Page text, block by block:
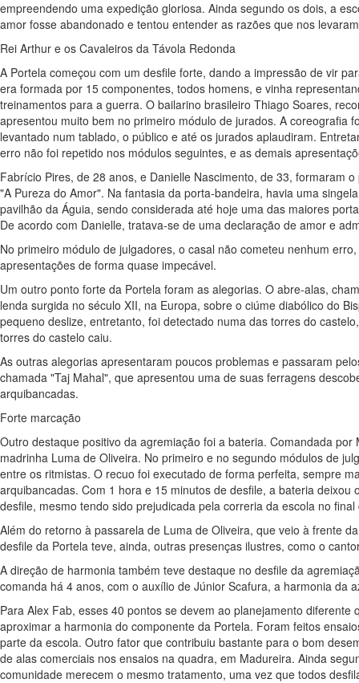
empreendendo uma expedição gloriosa. Ainda segundo os dois, a
amor fosse abandonado e tentou entender as razões que nos
Rei Arthur e os Cavaleiros da Távola Redonda
A Portela começou com um desfile forte, dando a impressão de vir
era formada por 15 componentes, todos homens, e vinha
treinamentos para a guerra. O bailarino brasileiro Thiago Soares,
apresentou muito bem no primeiro módulo de jurados. A coreografia
levantado num tablado, o público e até os jurados aplaudiram.
erro não foi repetido nos módulos seguintes, e as demais
Fabrício Pires, de 28 anos, e Danielle Nascimento, de 33, formaram
"A Pureza do Amor". Na fantasia da porta-bandeira, havia uma
pavilhão da Águia, sendo considerada até hoje uma das maiores
De acordo com Danielle, tratava-se de uma declaração de amor e
No primeiro módulo de julgadores, o casal não cometeu nenhum
apresentações de forma quase impecável.
Um outro ponto forte da Portela foram as alegorias. O abre-alas,
lenda surgida no século XII, na Europa, sobre o ciúme diabólico do
pequeno deslize, entretanto, foi detectado numa das torres do
torres do castelo caiu.
As outras alegorias apresentaram poucos problemas e passaram
chamada "Taj Mahal", que apresentou uma de suas ferragens
arquibancadas.
Forte marcação
Outro destaque positivo da agremiação foi a bateria. Comandada
madrinha Luma de Oliveira. No primeiro e no segundo módulos de
entre os ritmistas. O recuo foi executado de forma perfeita, sempre
arquibancadas. Com 1 hora e 15 minutos de desfile, a bateria
desfile, mesmo tendo sido prejudicada pela correria da escola no
Além do retorno à passarela de Luma de Oliveira, que veio à frente
desfile da Portela teve, ainda, outras presenças ilustres, como o
A direção de harmonia também teve destaque no desfile da
comanda há 4 anos, com o auxílio de Júnior Scafura, a harmonia da
Para Alex Fab, esses 40 pontos se devem ao planejamento
aproximar a harmonia do componente da Portela. Foram feitos
parte da escola. Outro fator que contribuiu bastante para o bom
de alas comerciais nos ensaios na quadra, em Madureira. Ainda
comunidade merecem o mesmo tratamento, uma vez que todos